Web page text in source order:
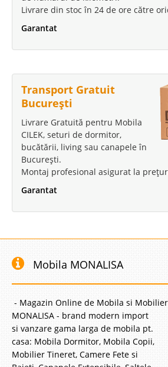
Livrare din stoc în 24 de ore către
Garantat
Transport Gratuit
București
Livrare Gratuită pentru Mobila
CILEK, seturi de dormitor,
bucătării, living sau canapele în
București.
Montaj profesional asigurat la
Garantat
Mobila MONALISA
- Magazin Online de Mobila si Mobilier
MONALISA - brand modern import
si vanzare gama larga de mobila pt.
casa: Mobila Dormitor, Mobila Copii,
Mobilier Tineret, Camere Fete si